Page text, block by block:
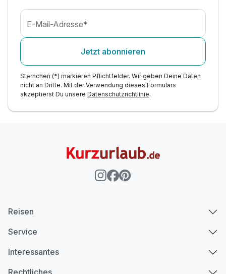
E-Mail-Adresse*
Jetzt abonnieren
Sternchen (*) markieren Pflichtfelder. Wir geben Deine Daten
nicht an Dritte. Mit der Verwendung dieses Formulars
akzeptierst Du unsere Datenschutzrichtlinie.
Reisen
Service
Interessantes